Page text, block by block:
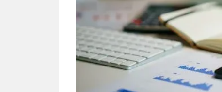
Prasetyo Buka Restoran
Ayam Panggang! Cuma Rp
15 Ribu, Resep Rahasia
Mami Bikin Nagih!
Sambut
You Can
145.000